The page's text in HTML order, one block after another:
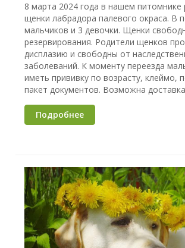
8 марта 2024 года в нашем питомнике
щенки лабрадора палевого окраса. В
мальчиков и 3 девочки. Щенки
резервирования. Родители щенков
дисплазию и свободны от
заболеваний. К моменту переезда
иметь прививку по возрасту, клеймо,
пакет документов. Возможна
Подробнее